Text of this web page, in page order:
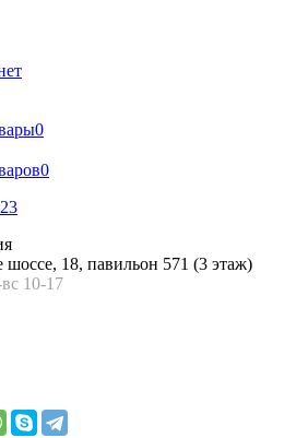
0
0
18, павильон 571 (3 этаж)
10-17